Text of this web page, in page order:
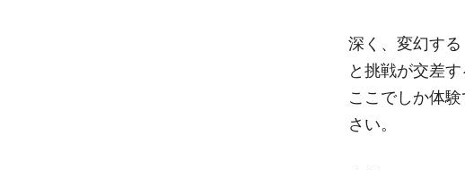
深く、変幻す
と挑戦が交差す
ここでしか体
さい。